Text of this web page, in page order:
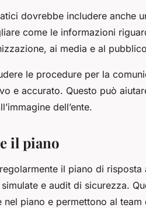
dovrebbe includere anche
come le informazioni
ai media e al
le procedure per la
e accurato. Questo può
dell’ente.
il piano
il piano di risposta
e audit di sicurezza.
piano e permettono al team